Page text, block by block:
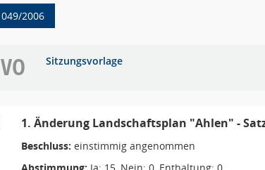
049/2006
VO Sitzungsvorlage
1. Änderung Landschaftsplan "Ahlen" -
Beschluss: einstimmig angenommen